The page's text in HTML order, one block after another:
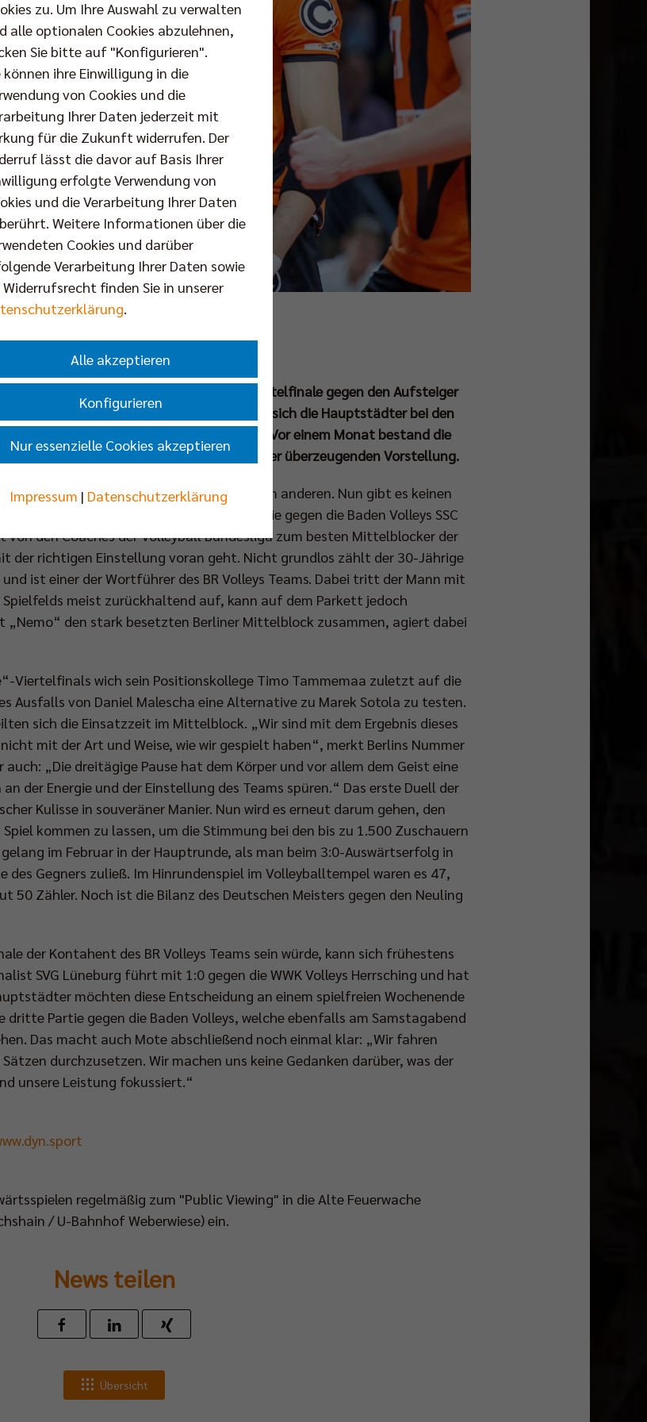
Foto: Andreas Gora
BR Volleys auch das zweite Playoff-Viertelfinale gegen den Aufsteiger
(20. Mrz um 20.00 Uhr) können sich die Hauptstädter bei den
Halle ihr Ticket für das Halbfinale sichern. Vor einem Monat bestand die
in der ausverkauften Arena mit einer überzeugenden Vorstellung.
Moment und jedes Spiel – eines nach dem anderen. Nun gibt es keinen
Mote vor dem zweiten Duell der Serie gegen die Baden Volleys SSC
von den Coaches der Volleyball Bundesliga zum besten Mittelblocker der
der richtigen Einstellung voran geht. Nicht grundlos zählt der 30-Jährige
ist einer der Wortführer des BR Volleys Teams. Dabei tritt der Mann mit
meist zurückhaltend auf, kann auf dem Parkett jedoch
den stark besetzten Berliner Mittelblock zusammen, agiert dabei
Viertelfinals wich sein Positionskollege Timo Tammemaa zuletzt auf die
Ausfalls von Daniel Malescha eine Alternative zu Marek Sotola zu testen.
sich die Einsatzzeit im Mittelblock. „Wir sind mit dem Ergebnis dieses
mit der Art und Weise, wie wir gespielt haben“, merkt Berlins Nummer
„Die dreitägige Pause hat dem Körper und vor allem dem Geist eine
der Energie und der Einstellung des Teams spüren.“ Das erste Duell der
Kulisse in souveräner Manier. Nun wird es erneut darum gehen, den
kommen zu lassen, um die Stimmung bei den bis zu 1.500 Zuschauern
im Februar in der Hauptrunde, als man beim 3:0-Auswärtserfolg in
des Gegners zuließ. Im Hinrundenspiel im Volleyballtempel waren es 47,
Zähler. Noch ist die Bilanz des Deutschen Meisters gegen den Neuling
der Kontahent des BR Volleys Teams sein würde, kann sich frühestens
SVG Lüneburg führt mit 1:0 gegen die WWK Volleys Herrsching und hat
möchten diese Entscheidung an einem spielfreien Wochenende
dritte Partie gegen die Baden Volleys, welche ebenfalls am Samstagabend
Das macht auch Mote abschließend noch einmal klar: „Wir fahren
durchzusetzen. Wir machen uns keine Gedanken darüber, was der
unsere Leistung fokussiert.“
regelmäßig zum "Public Viewing" in die Alte Feuerwache
/ U-Bahnhof Weberwiese) ein.
News teilen
Übersicht
zu. Um Ihre Auswahl zu verwalten
alle optionalen Cookies abzulehnen,
Sie bitte auf "Konfigurieren".
können ihre Einwilligung in die
von Cookies und die
Ihrer Daten jederzeit mit
für die Zukunft widerrufen. Der
lässt die davor auf Basis Ihrer
erfolgte Verwendung von
und die Verarbeitung Ihrer Daten
Weitere Informationen über die
Cookies und darüber
Verarbeitung Ihrer Daten sowie
Widerrufsrecht finden Sie in unserer
.
Alle akzeptieren
Konfigurieren
Nur essenzielle Cookies akzeptieren
Impressum | Datenschutzerklärung